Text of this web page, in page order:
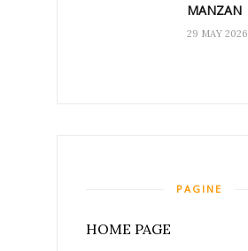
MANZAN
29 MAY 2026
PAGINE
HOME PAGE